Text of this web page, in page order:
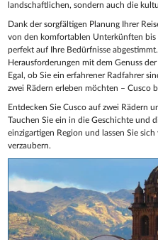
landschaftlichen, sondern auch die
Dank der sorgfältigen Planung Ihrer
von den komfortablen Unterkünften bis
perfekt auf Ihre Bedürfnisse
Herausforderungen mit dem Genuss
Egal, ob Sie ein erfahrener Radfahrer
zwei Rädern erleben möchten – Cusco
Entdecken Sie Cusco auf zwei Rädern
Tauchen Sie ein in die Geschichte und
einzigartigen Region und lassen Sie
verzaubern.